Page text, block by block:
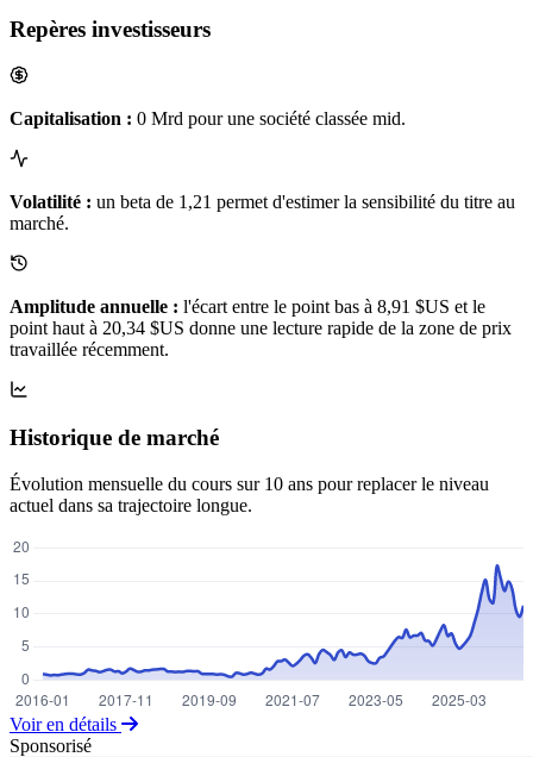
Repères investisseurs
Capitalisation : 0 Mrd pour une société classée mid.
Volatilité : un beta de 1,21 permet d'estimer la sensibilité du titre au
marché.
Amplitude annuelle : l'écart entre le point bas à 8,91 $US et le
point haut à 20,34 $US donne une lecture rapide de la zone de prix
travaillée récemment.
Historique de marché
Évolution mensuelle du cours sur 10 ans pour replacer le niveau
actuel dans sa trajectoire longue.
Voir en détails
Sponsorisé